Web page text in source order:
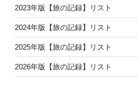
2023年版【旅の記録】リスト
2024年版【旅の記録】リスト
2025年版【旅の記録】リスト
2026年版【旅の記録】リスト